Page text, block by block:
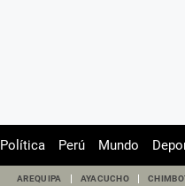
Política Perú Mundo
AREQUIPA AYACUCHO